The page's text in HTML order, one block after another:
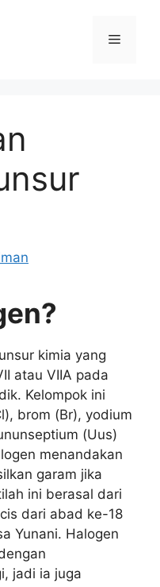
Menu
kimia yang
atau VIIA pada
Kelompok ini
brom (Br), yodium
(Uus)
menandakan
garam jika
ini berasal dari
dari abad ke-18
Yunani. Halogen
jadi ia juga